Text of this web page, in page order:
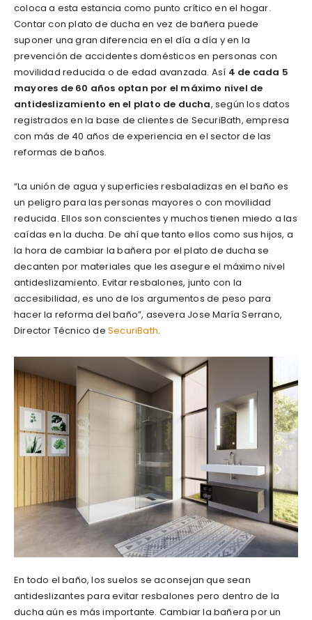
coloca a esta estancia como punto crítico en el hogar.
Contar con plato de ducha en vez de bañera puede
suponer una gran diferencia en el día a día y en la
prevención de accidentes domésticos en personas con
movilidad reducida o de edad avanzada. Así 4 de cada 5
mayores de 60 años optan por el máximo nivel de
antideslizamiento en el plato de ducha, según los datos
registrados en la base de clientes de SecuriBath, empresa
con más de 40 años de experiencia en el sector de las
reformas de baños.
“La unión de agua y superficies resbaladizas en el baño es
un peligro para las personas mayores o con movilidad
reducida. Ellos son conscientes y muchos tienen miedo a las
caídas en la ducha. De ahí que tanto ellos como sus hijos, a
la hora de cambiar la bañera por el plato de ducha se
decanten por materiales que les asegure el máximo nivel
antideslizamiento. Evitar resbalones, junto con la
accesibilidad, es uno de los argumentos de peso para
hacer la reforma del baño”, asevera Jose María Serrano,
Director Técnico de SecuriBath.
En todo el baño, los suelos se aconsejan que sean
antideslizantes para evitar resbalones pero dentro de la
ducha aún es más importante. Cambiar la bañera por un